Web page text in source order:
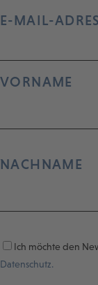
E-MAIL-
VORNAME
NACHNAME
Ich möchte den
Datenschutz.